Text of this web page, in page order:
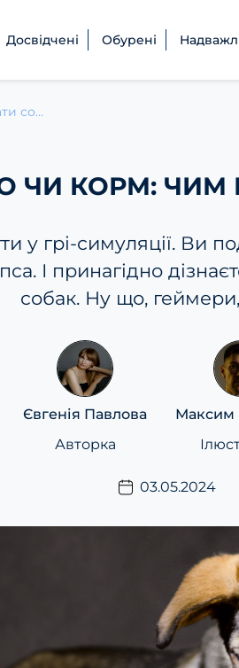
Досвідчені Обурені
Кістки, м’ясо чи корм: чим годувати собаку?
ЧИ КОРМ:
у грі-симуляції. Ви
І принагідно
собак. Ну що, геймери,
Євгенія Павлова
Авторка
Максим
03.05.2024